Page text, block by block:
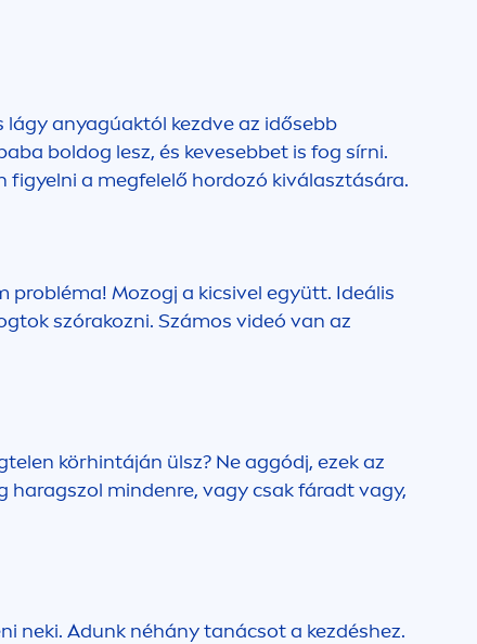
anyagúaktól kezdve az idősebb
boldog lesz, és kevesebbet is fog sírni.
figyelni a megfelelő hordozó kiválasztására.
probléma! Mozogj a kicsivel együtt. Ideális
szórakozni. Számos videó van az
körhintáján ülsz? Ne aggódj, ezek az
haragszol mindenre, vagy csak fáradt vagy,
neki. Adunk néhány tanácsot a kezdéshez.